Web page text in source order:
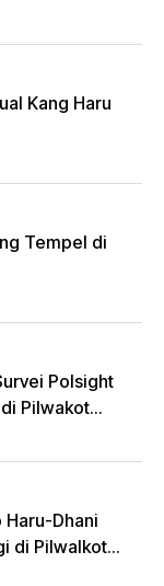
Laporkan
Segini
2024/11/30/2-
nominalnya.
Kang Haru
Tempel di
Polsight
Pilwakot
Haru-Dhani
di Pilwalkot